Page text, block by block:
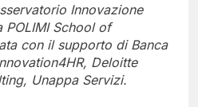
Innovazione
POLIMI School of
con il supporto di Banca
Deloitte
Unappa Servizi.